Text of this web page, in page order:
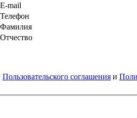
E-mail
Телефон
Фамилия
Отчество
Пользовательского соглашения и